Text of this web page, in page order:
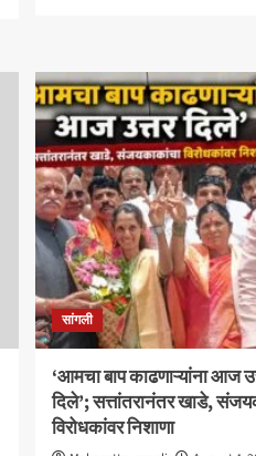
येथील
बेपत्ता
डॉक्टरचा
मृतदेह
अखेर
सापडला
सांगली
‘आमचा बाप काढणाऱ्यांना आज
दिले’; सत्तांतरानंतर खाडे,
विरोधकांवर निशाणा